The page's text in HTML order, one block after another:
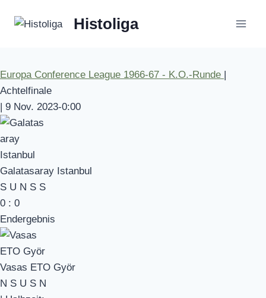
Inhalt
Histoliga
Europa Conference League 1966-67 - K.O.-Runde |
Achtelfinale
| 9 Nov. 2023-0:00
Galatasaray Istanbul
S U N S S
0 : 0
Endergebnis
Vasas ETO Györ
N S U S N